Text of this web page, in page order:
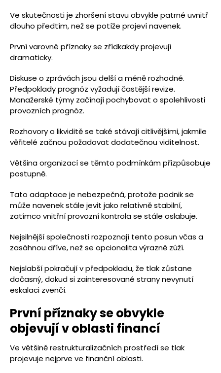
Ve skutečnosti je zhoršení stavu obvykle patrné uvnitř
dlouho předtím, než se potíže projeví navenek.
První varovné příznaky se zřídkakdy projevují
dramaticky.
Diskuse o zprávách jsou delší a méně rozhodné.
Předpoklady prognóz vyžadují častější revize.
Manažerské týmy začínají pochybovat o spolehlivosti
provozních prognóz.
Rozhovory o likviditě se také stávají citlivějšími, jakmile
věřitelé začnou požadovat dodatečnou viditelnost.
Většina organizací se těmto podmínkám přizpůsobuje
postupně.
Tato adaptace je nebezpečná, protože podnik se
může navenek stále jevit jako relativně stabilní,
zatímco vnitřní provozní kontrola se stále oslabuje.
Nejsilnější společnosti rozpoznají tento posun včas a
zasáhnou dříve, než se opcionalita výrazně zúží.
Nejslabší pokračují v předpokladu, že tlak zůstane
dočasný, dokud si zainteresované strany nevynutí
eskalaci zvenčí.
První příznaky se obvykle
objevují v oblasti financí
Ve většině restrukturalizačních prostředí se tlak
projevuje nejprve ve finanční oblasti.